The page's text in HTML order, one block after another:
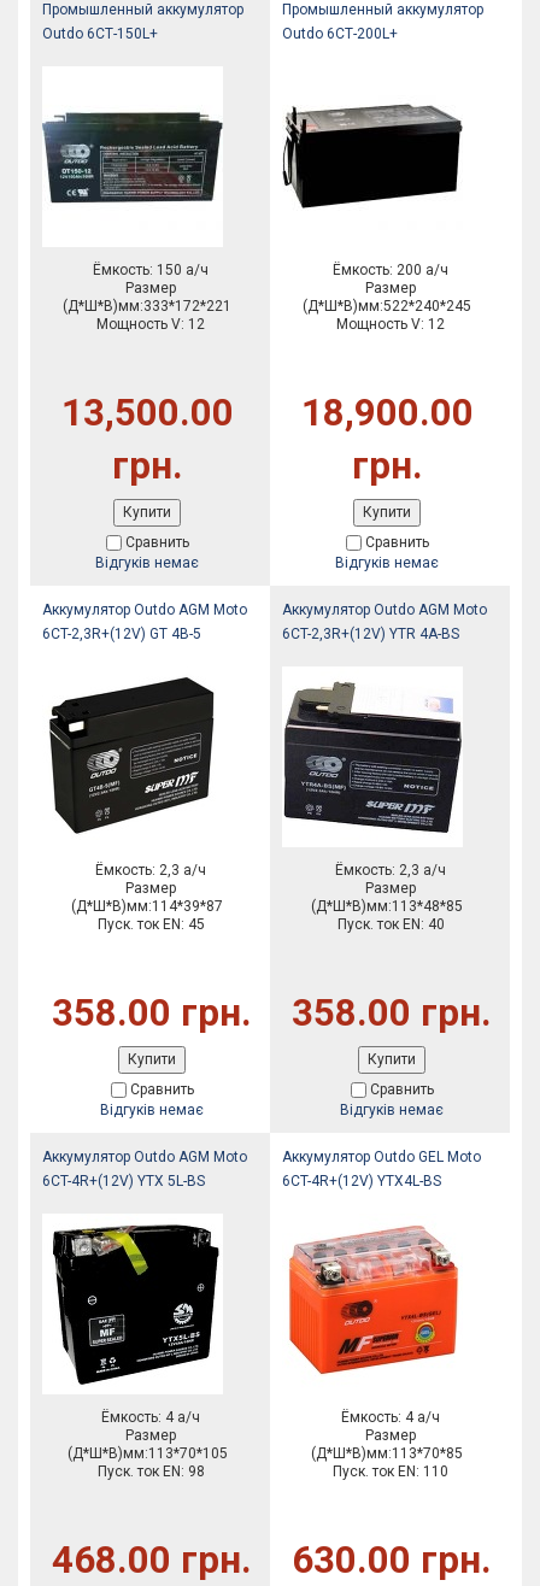
Промышленный аккумулятор
Outdo 6СТ-150L+
Ёмкость: 150 а/ч
Размер
(Д*Ш*В)мм:333*172*221
Мощность V: 12
13,500.00
грн.
Купити
Сравнить
Відгуків немає
Промышленный аккумулятор
Outdo 6СТ-200L+
Ёмкость: 200 а/ч
Размер
(Д*Ш*В)мм:522*240*245
Мощность V: 12
18,900.00
грн.
Купити
Сравнить
Відгуків немає
Аккумулятор Outdo AGM Moto
6CT-2,3R+(12V) GT 4B-5
Ёмкость: 2,3 а/ч
Размер
(Д*Ш*В)мм:114*39*87
Пуск. ток EN: 45
358.00 грн.
Купити
Сравнить
Відгуків немає
Аккумулятор Outdo AGM Moto
6CT-2,3R+(12V) YTR 4A-BS
Ёмкость: 2,3 а/ч
Размер
(Д*Ш*В)мм:113*48*85
Пуск. ток EN: 40
358.00 грн.
Купити
Сравнить
Відгуків немає
Аккумулятор Outdo AGM Moto
6CT-4R+(12V) YTX 5L-BS
Ёмкость: 4 а/ч
Размер
(Д*Ш*В)мм:113*70*105
Пуск. ток EN: 98
468.00 грн.
Аккумулятор Outdo GEL Moto
6CT-4R+(12V) YTX4L-BS
Ёмкость: 4 а/ч
Размер
(Д*Ш*В)мм:113*70*85
Пуск. ток EN: 110
630.00 грн.